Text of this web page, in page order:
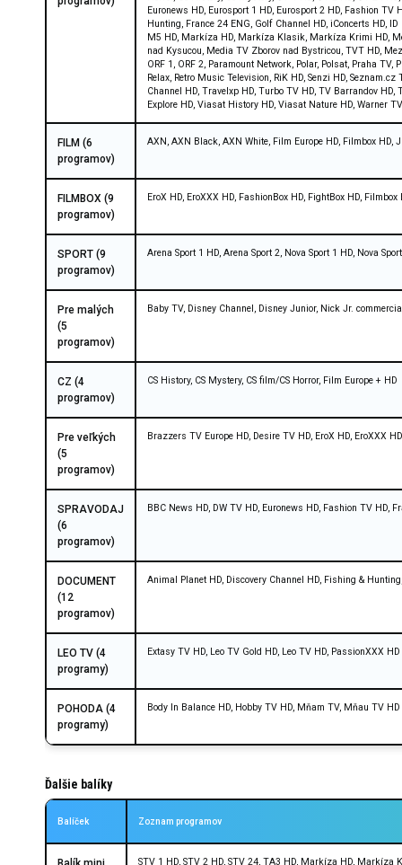
Euronews HD, Eurosport 1 HD, Eurosport 2 HD, Fashion TV
Hunting, France 24 ENG, Golf Channel HD, iConcerts HD,
M5 HD, Markíza HD, Markíza Klasik, Markíza Krimi HD,
nad Kysucou, Media TV Zborov nad Bystricou, TVT HD,
ORF 1, ORF 2, Paramount Network, Polar, Polsat, Praha
Relax, Retro Music Television, RiK HD, Senzi HD,
Channel HD, Travelxp HD, Turbo TV HD, TV Barrandov
Explore HD, Viasat History HD, Viasat Nature HD, Warner
FILM (6
programov)
AXN, AXN Black, AXN White, Film Europe HD, Filmbox HD,
FILMBOX (9
programov)
EroX HD, EroXXX HD, FashionBox HD, FightBox HD,
SPORT (9
programov)
Arena Sport 1 HD, Arena Sport 2, Nova Sport 1 HD, Nova
Pre malých
(5
programov)
Baby TV, Disney Channel, Disney Junior, Nick Jr.
CZ (4
programov)
CS History, CS Mystery, CS film/CS Horror, Film Europe + HD
Pre veľkých
(5
programov)
Brazzers TV Europe HD, Desire TV HD, EroX HD, EroXXX
SPRAVODAJ
(6
programov)
BBC News HD, DW TV HD, Euronews HD, Fashion TV HD,
DOCUMENT
(12
programov)
Animal Planet HD, Discovery Channel HD, Fishing &
LEO TV (4
programy)
Extasy TV HD, Leo TV Gold HD, Leo TV HD, PassionXXX HD
POHODA (4
programy)
Body In Balance HD, Hobby TV HD, Mňam TV, Mňau TV HD
Ďalšie balíky
Balíček Zoznam programov
STV 1 HD, STV 2 HD, STV 24, TA3 HD, Markíza HD, Markíza